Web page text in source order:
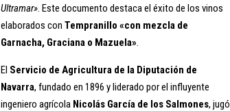
Ultramar». Este documento destaca el éxito de los vinos
elaborados con Tempranillo «con mezcla de
Garnacha, Graciana o Mazuela».
El Servicio de Agricultura de la Diputación de
Navarra, fundado en 1896 y liderado por el influyente
ingeniero agrícola Nicolás García de los Salmones, jugó